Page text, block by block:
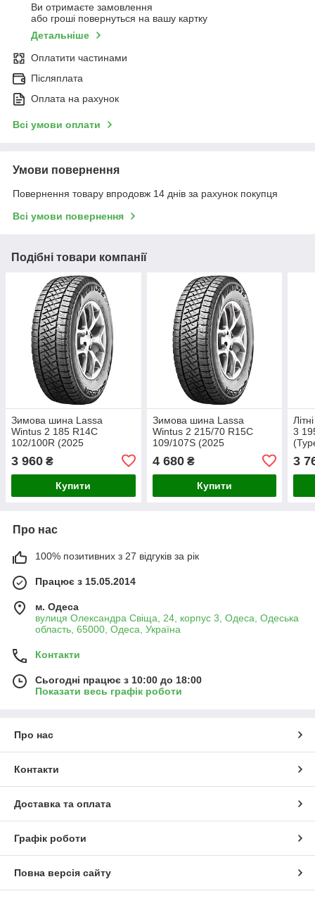
Ви отримаєте замовлення
або гроші повернуться на вашу картку
Детальніше
Оплатити частинами
Післяплата
Оплата на рахунок
Всі умови оплати
Умови повернення
Повернення товару впродовж 14 днів за рахунок покупця
Всі умови повернення
Подібні товари компанії
Зимова шина Lassa
Wintus 2 185 R14C
102/100R (2025
3 960 ₴
Купити
Зимова шина Lassa
Wintus 2 215/70 R15C
109/107S (2025
4 680₴
Купити
3
3
Про нас
100% позитивних з 27 відгуків за рік
Працює з 15.05.2014
м. Одеса
вулиця Олександра Свіща, 24, корпус 3, Одеса, Одеська
область, 65000, Одеса, Україна
Контакти
Сьогодні працює з 10:00 до 18:00
Показати весь графік роботи
Про нас
Контакти
Доставка та оплата
Графік роботи
Повна версія сайту